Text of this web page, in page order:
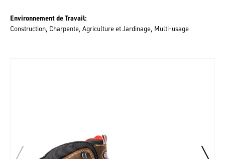
Environnement de Travail
Construction Charpente Agriculture et Jardinage Multi-usage